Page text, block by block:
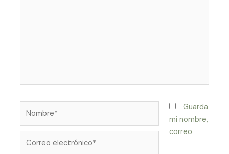
electrónico*
Guarda
mi nombre,
correo